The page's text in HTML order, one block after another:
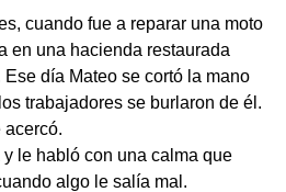
cuando fue a reparar una moto
en una hacienda restaurada
día Mateo se cortó la mano
trabajadores se burlaron de él.
acercó.
le habló con una calma que
algo le salía mal.